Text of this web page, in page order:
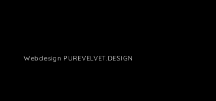
Webdesign PUREVELVET.DESIGN